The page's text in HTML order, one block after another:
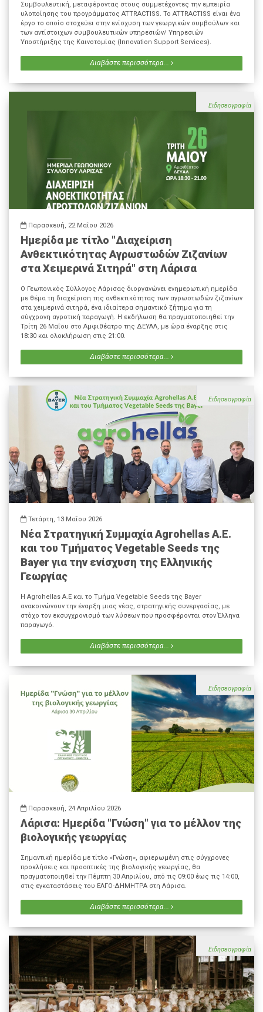
Συμβουλευτική, μεταφέροντας στους συμμετέχοντες την εμπειρία
υλοποίησης του προγράμματος ATTRACTISS. Το ATTRACTISS είναι ένα
έργο το οποίο στοχεύει στην ενίσχυση των γεωργικών συμβούλων και
των αντίστοιχων συμβουλευτικών υπηρεσιών/ Υπηρεσιών
Υποστήριξης της Καινοτομίας (Innovation Support Services).
Διαβάστε περισσότερα...
Ειδησεογραφία
Παρασκευή, 22 Μαΐου 2026
Ημερίδα με τίτλο "Διαχείριση
Ανθεκτικότητας Αγρωστωδών Ζιζανίων
στα Χειμερινά Σιτηρά" στη Λάρισα
Ο Γεωπονικός Σύλλογος Λάρισας διοργανώνει ενημερωτική ημερίδα
με θέμα τη διαχείριση της ανθεκτικότητας των αγρωστωδών ζιζανίων
στα χειμερινά σιτηρά, ένα ιδιαίτερα σημαντικό ζήτημα για τη
σύγχρονη αγροτική παραγωγή. Η εκδήλωση θα πραγματοποιηθεί την
Τρίτη 26 Μαΐου στο Αμφιθέατρο της ΔΕΥΑΛ, με ώρα έναρξης στις
18:30 και ολοκλήρωση στις 21:00.
Διαβάστε περισσότερα...
Ειδησεογραφία
Τετάρτη, 13 Μαΐου 2026
Νέα Στρατηγική Συμμαχία Agrohellas Α.Ε.
και του Τμήματος Vegetable Seeds της
Bayer για την ενίσχυση της Ελληνικής
Γεωργίας
Η Agrohellas Α.Ε και το Τμήμα Vegetable Seeds της Bayer
ανακοινώνουν την έναρξη μιας νέας, στρατηγικής συνεργασίας, με
στόχο τον εκσυγχρονισμό των λύσεων που προσφέρονται στον Έλληνα
παραγωγό.
Διαβάστε περισσότερα...
Ειδησεογραφία
Παρασκευή, 24 Απριλίου 2026
Λάρισα: Ημερίδα "Γνώση" για το μέλλον της
βιολογικής γεωργίας
Σημαντική ημερίδα με τίτλο «Γνώση», αφιερωμένη στις σύγχρονες
προκλήσεις και προοπτικές της βιολογικής γεωργίας, θα
πραγματοποιηθεί την Πέμπτη 30 Απριλίου, από τις 09:00 έως τις 14:00,
στις εγκαταστάσεις του ΕΛΓΟ-ΔΗΜΗΤΡΑ στη Λάρισα.
Διαβάστε περισσότερα...
Ειδησεογραφία